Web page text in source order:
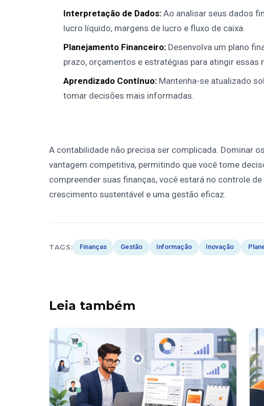
Interpretação de Dados: Ao analisar seus dados
lucro líquido, margens de lucro e fluxo de caixa.
Planejamento Financeiro: Desenvolva um plano
prazo, orçamentos e estratégias para atingir essas
Aprendizado Contínuo: Mantenha-se atualizado
tomar decisões mais informadas.
A contabilidade não precisa ser complicada. Dominar
vantagem competitiva, permitindo que você tome
compreender suas finanças, você estará no controle
crescimento sustentável e uma gestão eficaz.
TAGS: Finanças Gestão Informação Inovação
Leia também